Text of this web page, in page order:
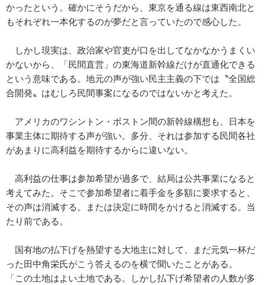
かったという。確かにそうだから、東京を通る線は東西南北と
もそれぞれ一本化するのが夢だと言っていたので感心した。
しかし現実は、政治家や官吏が口を出してなかなかうまくい
かないから、「民間直営」の東海道新幹線だけが直通化できる
という意味である。地元の声が強い民主主義の下では〝全国総
合開発〟はむしろ民間事案になるのではないかと考えた。
アメリカのワシントン・ボストン間の新幹線構想も、日本を
事業主体に期待する声が強い。多分、それは参加する民間各社
があまりに高利益を期待するからに違いない。
高利益の仕事は参加希望が過多で、結局は公共事業になると
考えてみた。そこで参加希望者に着手金を多額に要求すると、
その声は消滅する。または決定に時間をかけると消滅する。当
たり前である。
国有地の払下げを熱望する大地主に対して、まだ元気一杯だ
った田中角栄氏がこう答えるのを横で聞いたことがある。
「この土地はよい土地である。しかし払下げ希望者の人数が多